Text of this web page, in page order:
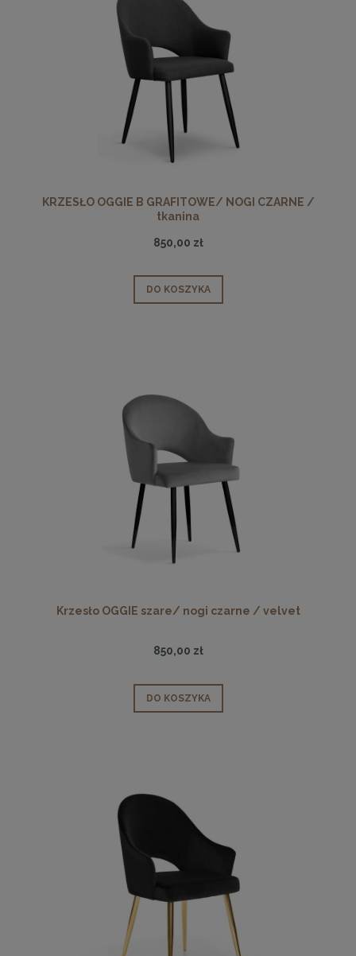
KRZESŁO OGGIE B GRAFITOWE/ NOGI CZARNE /
tkanina
850,00 zł
DO KOSZYKA
Krzesło OGGIE szare/ nogi czarne / velvet
850,00 zł
DO KOSZYKA